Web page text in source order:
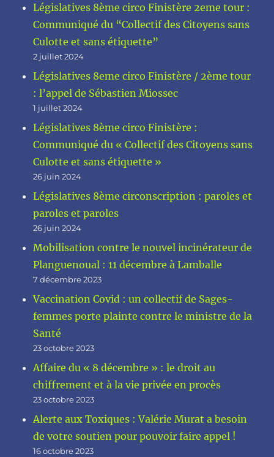
Législatives 8ème circo Finistère 2eme tour :
Communiqué du “Collectif des Citoyens sans
Culotte et sans étiquette”
2 juillet 2024
Législatives 8eme circo Finistère / 2ème tour
: l’appel de Sébastien Miossec
1 juillet 2024
Législatives 8ème circo Finistère :
Communiqué du « Collectif des Citoyens sans
Culotte et sans étiquette »
26 juin 2024
Législatives 8ème circonscription : paroles et
paroles et paroles
26 juin 2024
Mobilisation contre le nouvel incinérateur de
Planguenoual : 11 décembre à Lamballe
7 décembre 2023
Vaccination Covid : un collectif de Sages-
femmes porte plainte contre le ministre de la
Santé
23 octobre 2023
Affaire du « 8 décembre » : le droit au
chiffrement et à la vie privée en procès
23 octobre 2023
Alerte aux Toxiques : Valérie Murat a besoin
de votre soutien pour pouvoir faire appel !
16 octobre 2023